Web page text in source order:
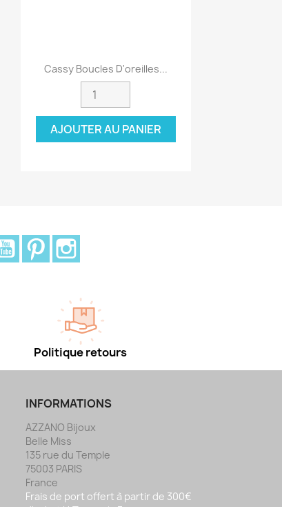
Aperçu rapide
Cassy Boucles D'oreilles...
AJOUTER AU PANIER
YouTubePinterest
Politique retours
INFORMATIONS
AZZANO Bijoux
Belle Miss
135 rue du Temple
75003 PARIS
France
Frais de port offert à partir de 300€